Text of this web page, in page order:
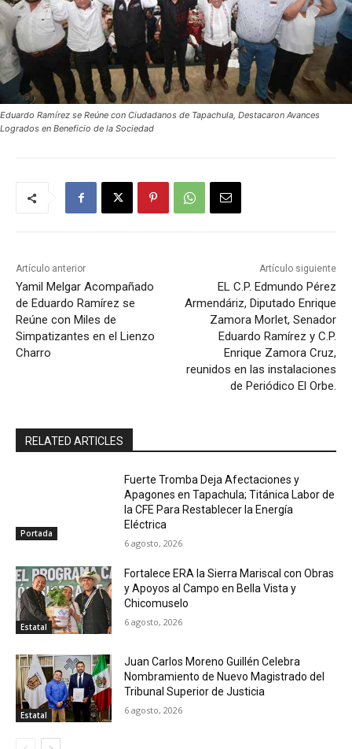
Eduardo Ramírez se Reúne con Ciudadanos de Tapachula, Destacaron Avances
Logrados en Beneficio de la Sociedad
Artículo anterior
Yamil Melgar Acompañado
de Eduardo Ramírez se
Reúne con Miles de
Simpatizantes en el Lienzo
Charro
Artículo siguiente
EL C.P. Edmundo Pérez
Armendáriz, Diputado Enrique
Zamora Morlet, Senador
Eduardo Ramírez y C.P.
Enrique Zamora Cruz,
reunidos en las instalaciones
de Periódico El Orbe.
RELATED ARTICLES
Portada
Fuerte Tromba Deja Afectaciones y
Apagones en Tapachula; Titánica Labor de
la CFE Para Restablecer la Energía
Eléctrica
6 agosto, 2026
Estatal
Fortalece ERA la Sierra Mariscal con Obras
y Apoyos al Campo en Bella Vista y
Chicomuselo
6 agosto, 2026
Estatal
Juan Carlos Moreno Guillén Celebra
Nombramiento de Nuevo Magistrado del
Tribunal Superior de Justicia
6 agosto, 2026